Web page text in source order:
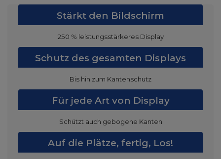
Stärkt den Bildschirm
250 % leistungsstärkeres Display
Schutz des gesamten Displays
Bis hin zum Kantenschutz
Für jede Art von Display
Schützt auch gebogene Kanten
Auf die Plätze, fertig, Los!